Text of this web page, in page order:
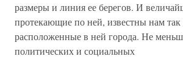
размеры и линия ее берегов. И
протекающие по ней, известны нам
расположенные в ней города. Не
политических и социальных